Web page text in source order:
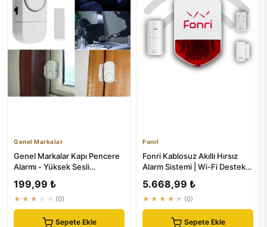
Genel Markalar
Genel Markalar Kapı Pencere
Alarmı - Yüksek Sesli
199,99 ₺
★★★★★ (0)
Sepete Ekle
Fonri
Fonri Kablosuz Akıllı Hırsız
Alarm Sistemi | Wi-Fi Destekli
5.668,99 ₺
★★★★★ (0)
Sepete Ekle